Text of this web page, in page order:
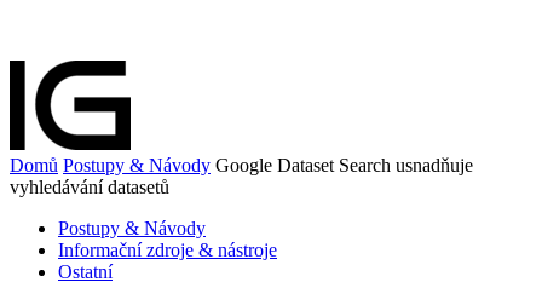
Domů Postupy & Návody Google Dataset Search usnadňuje
vyhledávání datasetů
Postupy & Návody
Informační zdroje & nástroje
Ostatní